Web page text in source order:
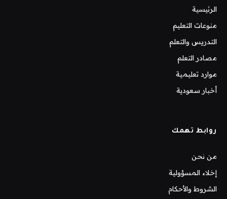
الرئيسية
منوعات التعليم
التدريس والتعلم
مصادر التعلم
موارد تعليمية
أخبار سعودية
روابط تهمك
من نحن
إخلاء المسؤولية
الشروط والأحكام